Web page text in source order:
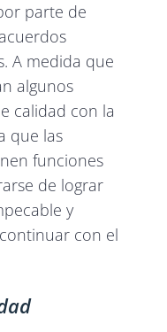
parte de
A medida que
algunos
calidad con la
que las
funciones
de lograr
y
con el